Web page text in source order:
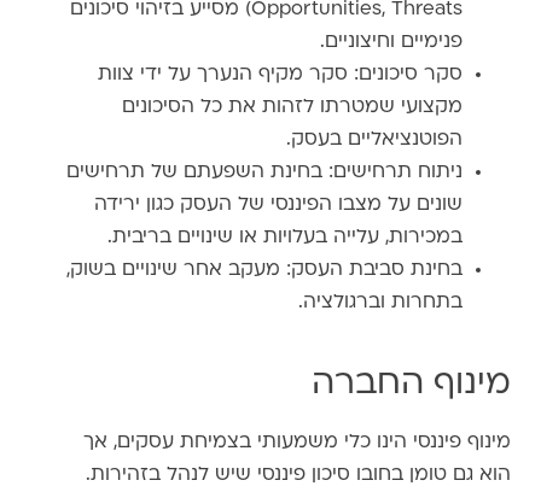
Opportunities, Threats) מסייע בזיהוי סיכונים
פנימיים וחיצוניים.
סקר סיכונים: סקר מקיף הנערך על ידי צוות
מקצועי שמטרתו לזהות את כל הסיכונים
הפוטנציאליים בעסק.
ניתוח תרחישים: בחינת השפעתם של תרחישים
שונים על מצבו הפיננסי של העסק כגון ירידה
במכירות, עלייה בעלויות או שינויים בריבית.
בחינת סביבת העסק: מעקב אחר שינויים בשוק,
בתחרות וברגולציה.
מינוף החברה
מינוף פיננסי הינו כלי משמעותי בצמיחת עסקים, אך
הוא גם טומן בחובו סיכון פיננסי שיש לנהל בזהירות.